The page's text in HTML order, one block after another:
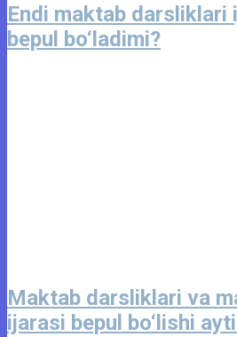
Endi maktab darsliklari
bepul bo‘ladimi?
Maktab darsliklari va
ijarasi bepul bo‘lishi